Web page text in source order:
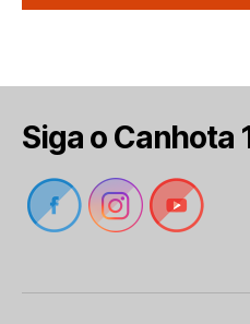
Siga o Canhota